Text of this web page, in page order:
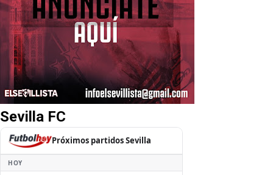
Sevilla FC